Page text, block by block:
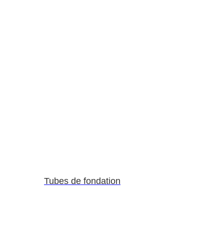
Tubes de fondation